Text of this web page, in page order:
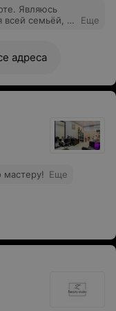
на
то жирная
не
Являюсь
семьёй, я
Гайдук.
своих
Еще
адреса
мастеру! Еще